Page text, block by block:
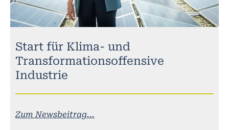
Start für Klima- und
Transformationsoffensive
Industrie
Zum Newsbeitrag...